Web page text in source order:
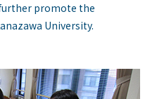
promote the
University.